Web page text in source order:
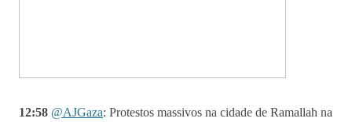
12:58 @AJGaza: Protestos massivos na cidade de Ramallah na